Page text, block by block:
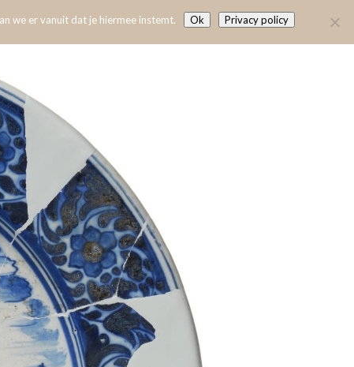
we er vanuit dat je hiermee instemt. Ok Privacy policy